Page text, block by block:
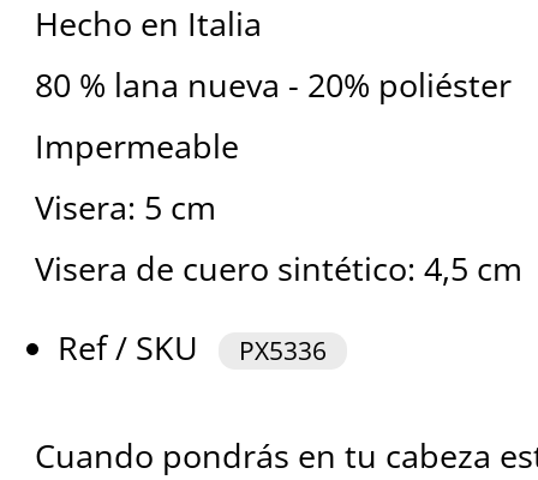
Hecho en Italia
80 % lana nueva - 20% poliéster
Impermeable
Visera: 5 cm
Visera de cuero sintético: 4,5 cm
Ref / SKU
PX5336
Cuando pondrás en tu cabeza